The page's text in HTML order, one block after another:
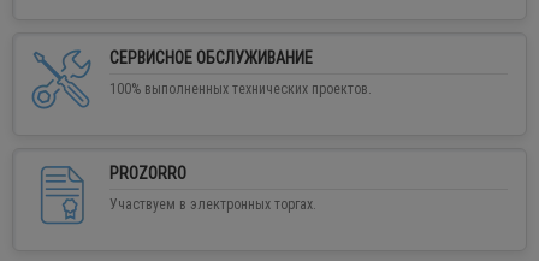
СЕРВИСНОЕ ОБСЛУЖИВАНИЕ
100% выполненных технических проектов.
PROZORRO
Участвуем в электронных торгах.